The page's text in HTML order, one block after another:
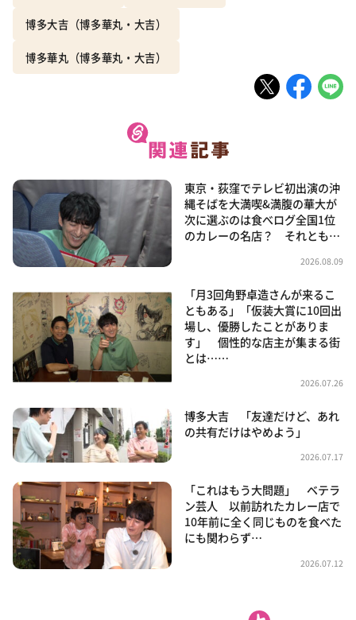
博多大吉（博多華丸・大吉）
博多華丸（博多華丸・大吉）
東京・荻窪でテレビ初出演の沖
縄そばを大満喫&満腹の華大が
次に選ぶのは食べログ全国1位
のカレーの名店？ それとも…
2026.08.09
「月3回角野卓造さんが来るこ
ともある」「仮装大賞に10回出
場し、優勝したことがありま
す」 個性的な店主が集まる街
とは……
2026.07.26
博多大吉 「友達だけど、あれ
の共有だけはやめよう」
2026.07.17
「これはもう大問題」 ベテラ
ン芸人 以前訪れたカレー店で
10年前に全く同じものを食べた
にも関わらず…
2026.07.12